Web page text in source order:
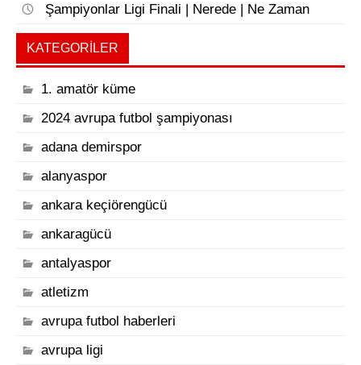
Şampiyonlar Ligi Finali | Nerede | Ne Zaman
KATEGORILER
1. amatör küme
2024 avrupa futbol şampiyonası
adana demirspor
alanyaspor
ankara keçiörengücü
ankaragücü
antalyaspor
atletizm
avrupa futbol haberleri
avrupa ligi